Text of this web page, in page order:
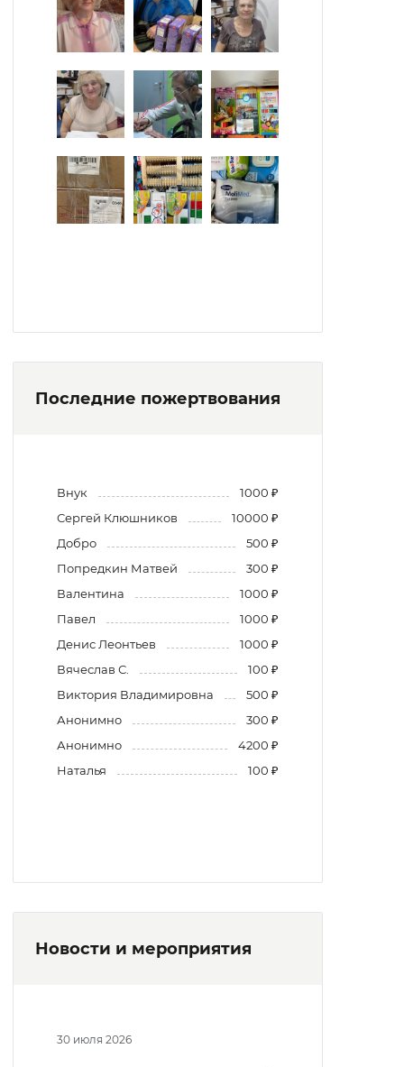
Последние пожертвования
Внук
1000 ₽
Сергей Клюшников
10000 ₽
Добро
500 ₽
Попредкин Матвей
300 ₽
Валентина
1000 ₽
Павел
1000 ₽
Денис Леонтьев
1000 ₽
Вячеслав С.
100 ₽
Виктория Владимировна
500 ₽
Анонимно
300 ₽
Анонимно
4200 ₽
Наталья
100 ₽
Новости и мероприятия
30 июля 2026